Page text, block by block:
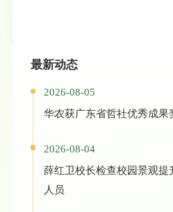
最新动态
2026-08-05
2026-08-04
薛红卫校长检查校园景观提
人员